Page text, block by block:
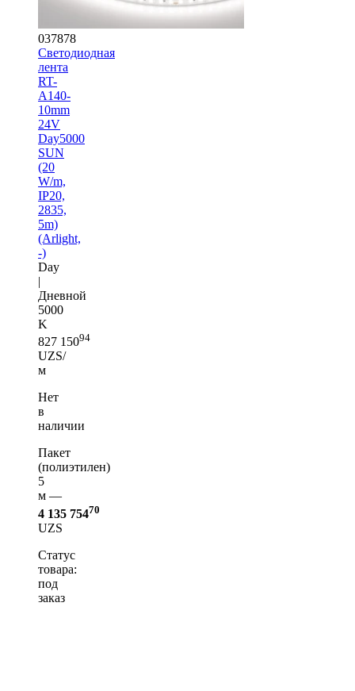
037878
Светодиодная
лента
RT-
A140-
10mm
24V
Day5000
SUN
(20
W/m,
IP20,
2835,
5m)
(Arlight,
-)
Day
|
Дневной
5000
K
827 15094
UZS/
м
Нет
в
наличии
Пакет
(полиэтилен)
5
м —
4 135 75470
UZS
Статус
товара:
под
заказ